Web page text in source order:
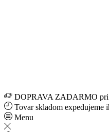
DOPRAVA ZADARMO pri
Tovar skladom expedujeme
Menu